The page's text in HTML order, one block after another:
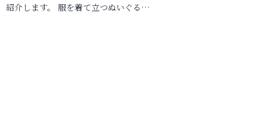
紹介します。 服を着て立つぬいぐる…